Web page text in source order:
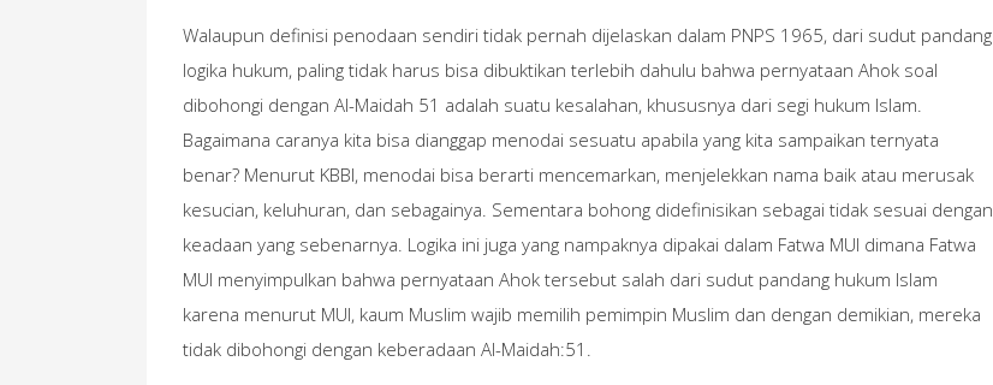
Walaupun definisi penodaan sendiri tidak pernah dijelaskan dalam PNPS 1965, dari sudut pandang
logika hukum, paling tidak harus bisa dibuktikan terlebih dahulu bahwa pernyataan Ahok soal
dibohongi dengan Al-Maidah 51 adalah suatu kesalahan, khususnya dari segi hukum Islam.
Bagaimana caranya kita bisa dianggap menodai sesuatu apabila yang kita sampaikan ternyata
benar? Menurut KBBI, menodai bisa berarti mencemarkan, menjelekkan nama baik atau merusak
kesucian, keluhuran, dan sebagainya. Sementara bohong didefinisikan sebagai tidak sesuai dengan
keadaan yang sebenarnya. Logika ini juga yang nampaknya dipakai dalam Fatwa MUI dimana Fatwa
MUI menyimpulkan bahwa pernyataan Ahok tersebut salah dari sudut pandang hukum Islam
karena menurut MUI, kaum Muslim wajib memilih pemimpin Muslim dan dengan demikian, mereka
tidak dibohongi dengan keberadaan Al-Maidah:51.